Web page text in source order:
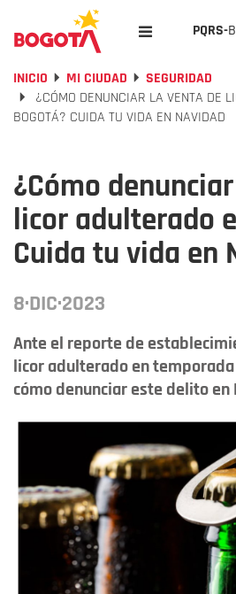
PQRS-
INICIO MI CIUDAD
SEGURIDAD
¿CÓMO DENUNCIAR LA VENTA DE
BOGOTÁ? CUIDA TU VIDA EN NAVIDAD
¿Cómo
licor adulterado
Cuida tu vida en
8·DIC·2023
Ante el reporte de
licor adulterado en
cómo denunciar este delito en